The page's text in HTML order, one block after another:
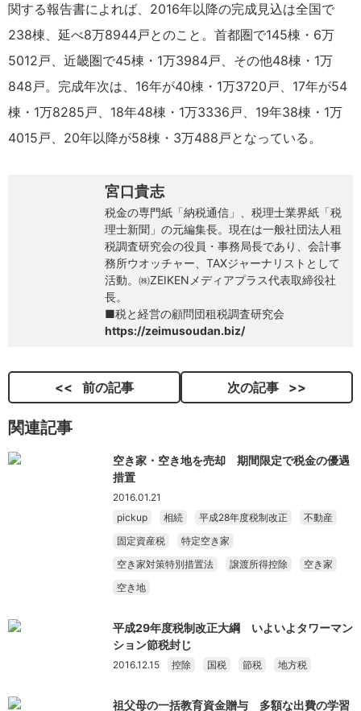
関する報告書によれば、2016年以降の完成見込は全国で
238棟、延べ8万8944戸とのこと。首都圏で145棟・6万
5012戸、近畿圏で45棟・1万3984戸、その他48棟・1万
848戸。完成年次は、16年が40棟・1万3720戸、17年が54
棟・1万8285戸、18年48棟・1万3336戸、19年38棟・1万
4015戸、20年以降が58棟・3万488戸となっている。
宮口貴志
税金の専門紙「納税通信」、税理士業界紙「税
理士新聞」の元編集長。現在は一般社団法人租
税調査研究会の役員・事務局長であり、会計事
務所ウオッチャー、TAXジャーナリストとして
活動。㈱ZEIKENメディアプラス代表取締役社
長。
■税と経営の顧問団租税調査研究会
https://zeimusoudan.biz/
前の記事 次の記事
関連記事
空き家・空き地を売却 期間限定で税金の優遇
措置
2016.01.21
pickup
相続 平成28年度税制改正
不動産
固定資産税
特定空き家
空き家対策特別措置法
譲渡所得控除
空き家
空き地
平成29年度税制改正大綱 いよいよタワーマン
ション節税封じ
2016.12.15 控除 国税 節税 地方税
祖父母の一括教育資金贈与 多額な出費の学習